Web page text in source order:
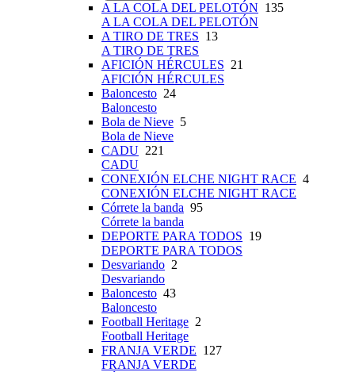
A LA COLA DEL PELOTÓN 135
A LA COLA DEL PELOTÓN
A TIRO DE TRES 13
A TIRO DE TRES
AFICIÓN HÉRCULES 21
AFICIÓN HÉRCULES
Baloncesto 24
Baloncesto
Bola de Nieve 5
Bola de Nieve
CADU 221
CADU
CONEXIÓN ELCHE NIGHT RACE 4
CONEXIÓN ELCHE NIGHT RACE
Córrete la banda 95
Córrete la banda
DEPORTE PARA TODOS 19
DEPORTE PARA TODOS
Desvariando 2
Desvariando
Baloncesto 43
Baloncesto
Football Heritage 2
Football Heritage
FRANJA VERDE 127
FRANJA VERDE